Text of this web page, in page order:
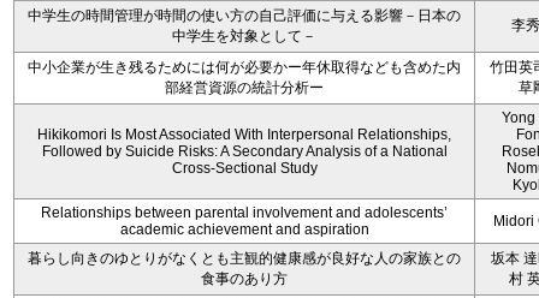
中学生の時間管理が時間の使い方の自己評価に与える影響－日本の
中学生を対象として－
李
中小企業が生き残るためには何が必要かー年休取得なども含めた内
部経営資源の統計分析ー
竹田英
草
Hikikomori Is Most Associated With Interpersonal Relationships,
Followed by Suicide Risks: A Secondary Analysis of a National
Cross-Sectional Study
Yong
Relationships between parental involvement and adolescents’
academic achievement and aspiration
Midori
暮らし向きのゆとりがなくとも主観的健康感が良好な人の家族との
食事のあり方
坂本
村